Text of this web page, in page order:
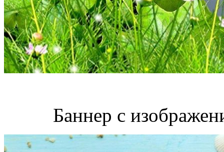
Баннер с